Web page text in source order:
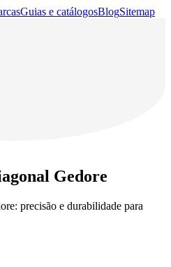
Guias e catálogosBlogSitemap
Gedore
precisão e durabilidade para